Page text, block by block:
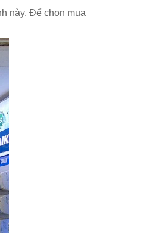
này. Để chọn mua